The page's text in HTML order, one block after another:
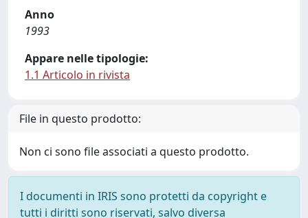
Anno
1993
Appare nelle tipologie:
1.1 Articolo in rivista
File in questo prodotto:
Non ci sono file associati a questo prodotto.
I documenti in IRIS sono protetti da copyright e
tutti i diritti sono riservati, salvo diversa